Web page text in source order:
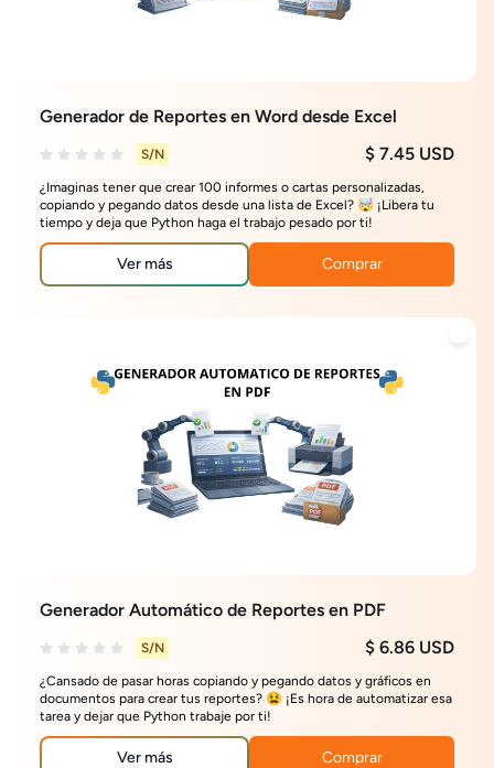
Generador de Reportes en Word desde Excel
S/N $ 7.45 USD
¿Imaginas tener que crear 100 informes o cartas personalizadas,
copiando y pegando datos desde una lista de Excel? 🤯 ¡Libera tu
tiempo y deja que Python haga el trabajo pesado por ti!
Ver más Comprar
Generador Automático de Reportes en PDF
S/N $ 6.86 USD
¿Cansado de pasar horas copiando y pegando datos y gráficos en
documentos para crear tus reportes? 😫 ¡Es hora de automatizar esa
tarea y dejar que Python trabaje por ti!
Ver más Comprar